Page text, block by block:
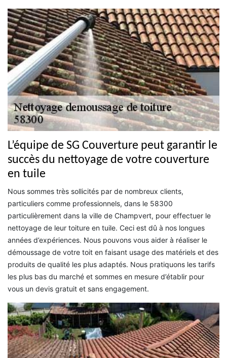
L’équipe de SG Couverture peut garantir le
succès du nettoyage de votre couverture
en tuile
Nous sommes très sollicités par de nombreux clients,
particuliers comme professionnels, dans le 58300
particulièrement dans la ville de Champvert, pour effectuer le
nettoyage de leur toiture en tuile. Ceci est dû à nos longues
années d’expériences. Nous pouvons vous aider à réaliser le
démoussage de votre toit en faisant usage des matériels et des
produits de qualité les plus adaptés. Nous pratiquons les tarifs
les plus bas du marché et sommes en mesure d’établir pour
vous un devis gratuit et sans engagement.